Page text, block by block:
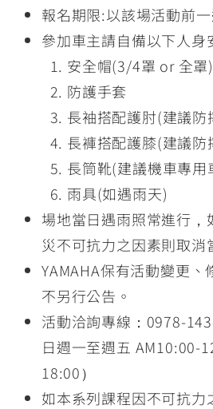
報名期限:以該場活動前
參加車主請自備以下人身
安全帽(3/4罩 or 全罩)
防護手套
長袖搭配護肘(建議防
長褲搭配護膝(建議防
長筒靴(建議機車專用
雨具(如遇雨天)
場地當日遇雨照常進行，
災不可抗力之因素則取消
YAMAHA保有活動變更、
不另行公告。
活動洽詢專線：0978-
日週一至週五 AM10:00-
18:00）
如本系列課程因不可抗力